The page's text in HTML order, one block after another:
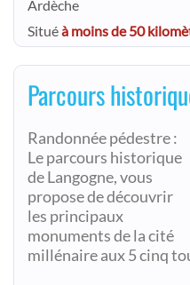
Ardèche
Situéà moins de 50
Parcours
Randonnée pédestre :
Le parcours historique
de Langogne, vous
propose de découvrir
les principaux
monuments de la cité
millénaire aux 5 cinq